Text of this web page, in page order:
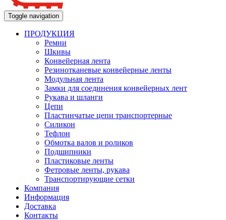
Toggle navigation
ПРОДУКЦИЯ
Ремни
Шкивы
Конвейерная лента
Резинотканевые конвейерные ленты
Модульная лента
Замки для соединения конвейерных лент
Рукава и шланги
Цепи
Пластинчатые цепи транспортерные
Силикон
Тефлон
Обмотка валов и роликов
Подшипники
Пластиковые ленты
Фетровые ленты, рукава
Транспортирующие сетки
Компания
Информация
Доставка
Контакты